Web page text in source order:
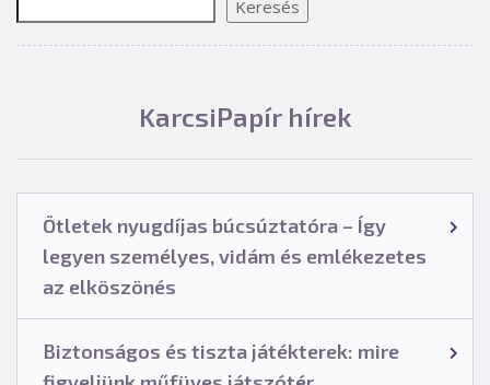
Keresés
KarcsiPapír hírek
Ötletek nyugdíjas búcsúztatóra – Így
legyen személyes, vidám és emlékezetes
az elköszönés
Biztonságos és tiszta játékterek: mire